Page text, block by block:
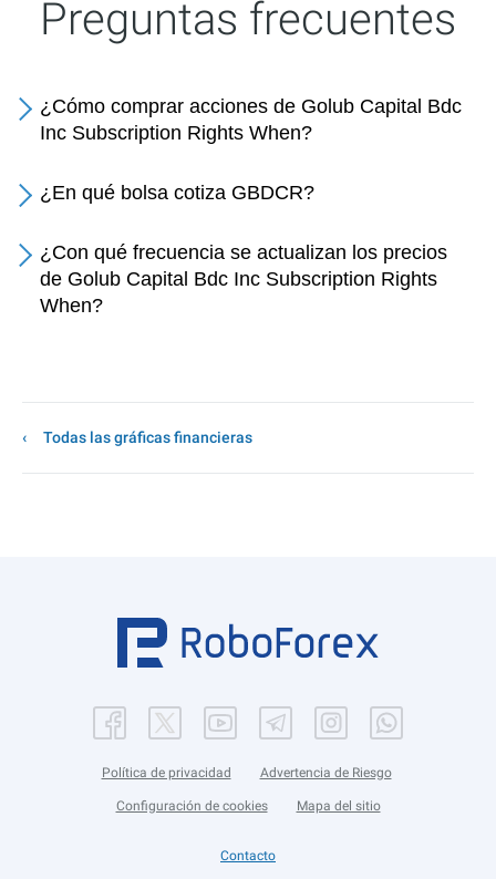
Preguntas frecuentes
¿Cómo comprar acciones de Golub Capital Bdc
Inc Subscription Rights When?
¿En qué bolsa cotiza GBDCR?
¿Con qué frecuencia se actualizan los precios
de Golub Capital Bdc Inc Subscription Rights
When?
Todas las gráficas financieras
Política de privacidad Advertencia de Riesgo
Configuración de cookies Mapa del sitio
Contacto